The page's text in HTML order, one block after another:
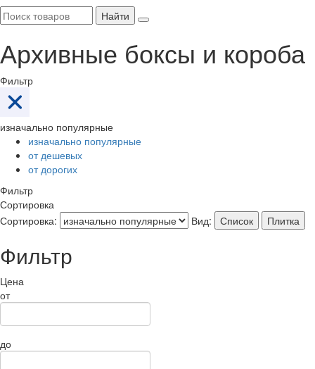
Найти
Архивные боксы и короба
Фильтр
изначально популярные
изначально популярные
от дешевых
от дорогих
Фильтр
Сортировка
Сортировка:
Вид: Список Плитка
Фильтр
Цена
от
до